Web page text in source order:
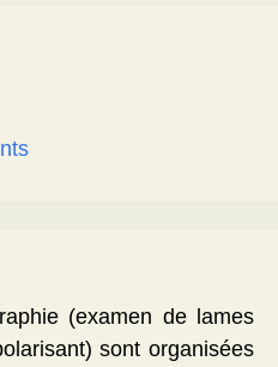
(examen de lames
sont organisées